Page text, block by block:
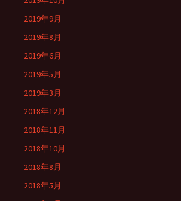
2019年9月
2019年8月
2019年6月
2019年5月
2019年3月
2018年12月
2018年11月
2018年10月
2018年8月
2018年5月